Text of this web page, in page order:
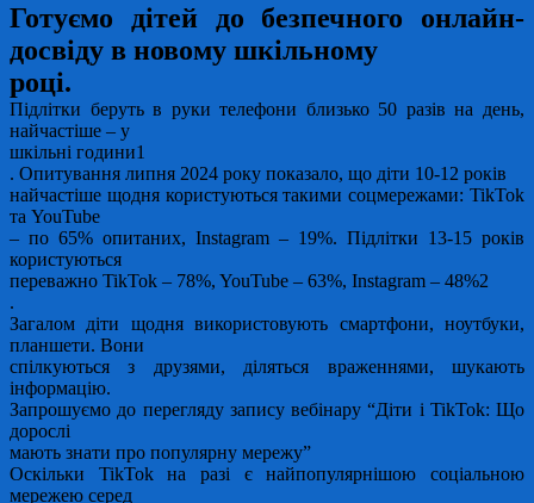
Готуємо дітей до безпечного онлайн-
досвіду в новому шкільному
році.
Підлітки беруть в руки телефони близько 50 разів на день,
найчастіше – у
шкільні години1
. Опитування липня 2024 року показало, що діти 10-12 років
найчастіше щодня користуються такими соцмережами: TikTok
та YouTube
– по 65% опитаних, Instagram – 19%. Підлітки 13-15 років
користуються
переважно TikTok – 78%, YouTube – 63%, Instagram – 48%2
.
Загалом діти щодня використовують смартфони, ноутбуки,
планшети. Вони
спілкуються з друзями, діляться враженнями, шукають
інформацію.
Запрошуємо до перегляду запису вебінару “Діти і TikTok: Що
дорослі
мають знати про популярну мережу”
Оскільки TikTok на разі є найпопулярнішою соціальною
мережею серед